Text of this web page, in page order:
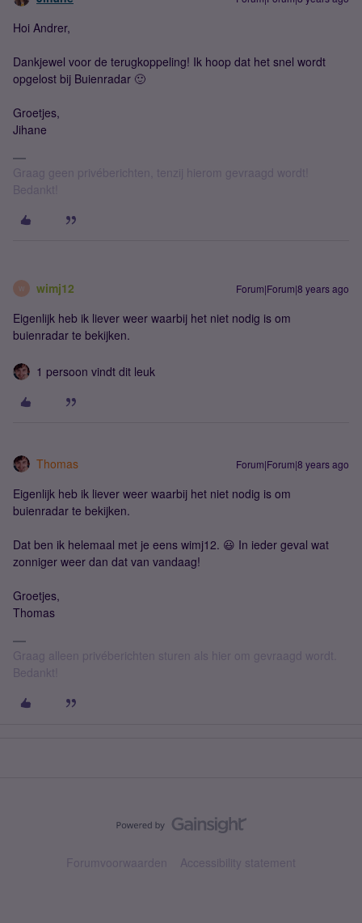
Hoi Andrer,
Dankjewel voor de terugkoppeling! Ik hoop dat het snel wordt
opgelost bij Buienradar 🙂
Groetjes,
Jihane
Graag geen privéberichten, tenzij hierom gevraagd wordt!
Bedankt!
W wimj12 Forum|Forum|8 years ago
Eigenlijk heb ik liever weer waarbij het niet nodig is om
buienradar te bekijken.
1 persoon vindt dit leuk
Thomas Forum|Forum|8 years ago
Eigenlijk heb ik liever weer waarbij het niet nodig is om
buienradar te bekijken.
Dat ben ik helemaal met je eens wimj12. 😃 In ieder geval wat
zonniger weer dan dat van vandaag!
Groetjes,
Thomas
Graag alleen privéberichten sturen als hier om gevraagd wordt.
Bedankt!
Forumvoorwaarden Accessibility statement